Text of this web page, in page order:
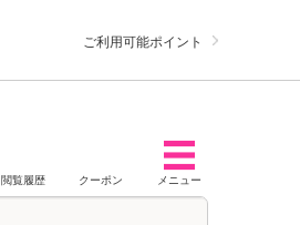
ご利用可能ポイント
閲覧履歴 クーポン メニュー